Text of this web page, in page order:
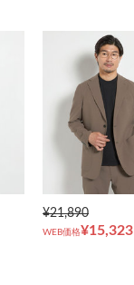
¥21,890
WEB価格¥15,323